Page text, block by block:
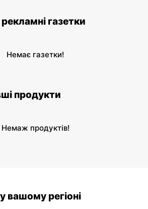
газетки
Немає газетки!
продукти
Немаж продуктів!
вашому регіоні